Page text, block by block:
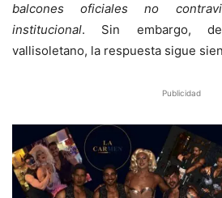
balcones oficiales no
institucional. Sin embargo,
vallisoletano, la respuesta sigue
Publicidad